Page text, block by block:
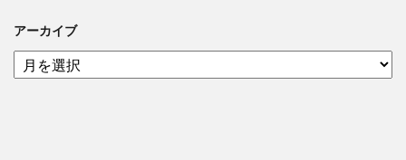
アーカイブ
ア
ー